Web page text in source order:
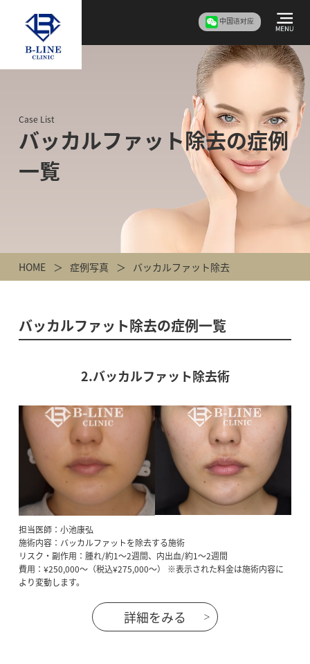
中国语对应
Case List
バッカルファット除去の症例
一覧
HOME 症例写真 バッカルファット除去
バッカルファット除去の症例一覧
2.バッカルファット除去術
担当医師：小池康弘
施術内容：バッカルファットを除去する施術
リスク・副作用：腫れ/約1～2週間、内出血/約1～2週間
費用：¥250,000～（税込¥275,000～） ※表示された料金は施術内容に
より変動します。
詳細をみる